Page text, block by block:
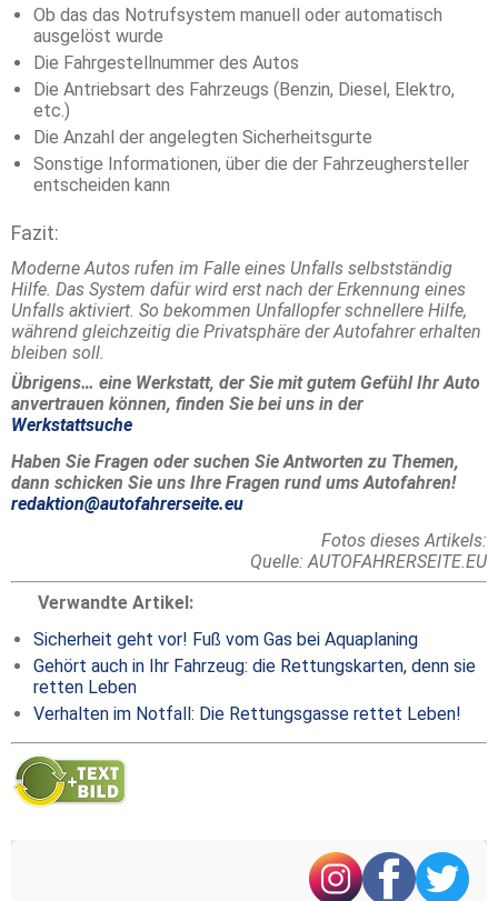
Ob das das Notrufsystem manuell oder automatisch
ausgelöst wurde
Die Fahrgestellnummer des Autos
Die Antriebsart des Fahrzeugs (Benzin, Diesel, Elektro,
etc.)
Die Anzahl der angelegten Sicherheitsgurte
Sonstige Informationen, über die der Fahrzeughersteller
entscheiden kann
Fazit:
Moderne Autos rufen im Falle eines Unfalls selbstständig
Hilfe. Das System dafür wird erst nach der Erkennung eines
Unfalls aktiviert. So bekommen Unfallopfer schnellere Hilfe,
während gleichzeitig die Privatsphäre der Autofahrer erhalten
bleiben soll.
Übrigens… eine Werkstatt, der Sie mit gutem Gefühl Ihr Auto
anvertrauen können, finden Sie bei uns in der
Werkstattsuche
Haben Sie Fragen oder suchen Sie Antworten zu Themen,
dann schicken Sie uns Ihre Fragen rund ums Autofahren!
redaktion@autofahrerseite.eu
Fotos dieses Artikels:
Quelle: AUTOFAHRERSEITE.EU
Verwandte Artikel:
Sicherheit geht vor! Fuß vom Gas bei Aquaplaning
Gehört auch in Ihr Fahrzeug: die Rettungskarten, denn sie
retten Leben
Verhalten im Notfall: Die Rettungsgasse rettet Leben!